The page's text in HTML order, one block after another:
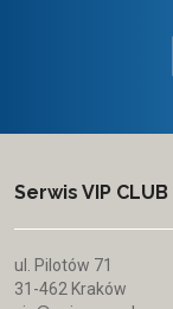
Serwis VIP CLUB
ul. Pilotów 71
31-462 Kraków